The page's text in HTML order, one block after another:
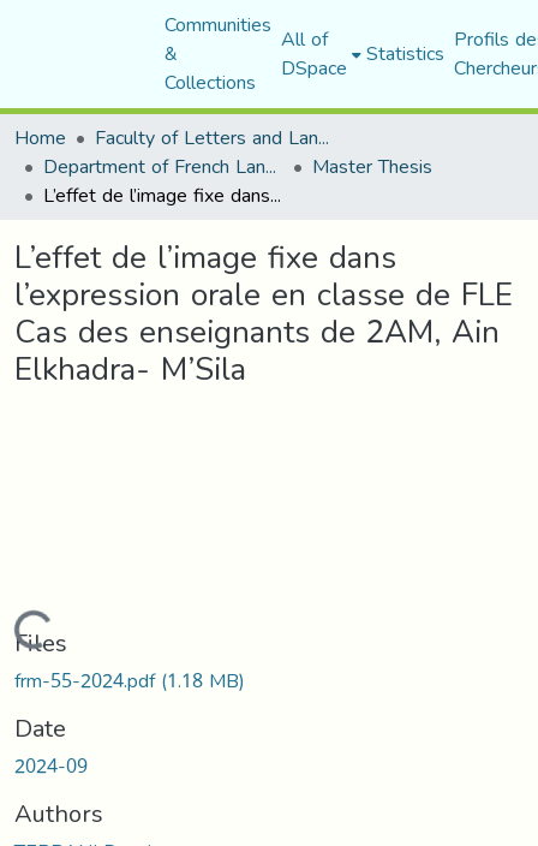
Communities
&
Collections
All of
DSpace Statistics Profils
Home
Faculty of Letters and Languages
Department of French Language and Literature Master Thesis
L’effet de l’image fixe dans l’expression orale en classe de FLE Cas des enseignants de 2AM, Ain Elkhadra- M’Sila
L’effet de l’image fixe dans
l’expression orale en classe de FLE
Cas des enseignants de 2AM, Ain
Elkhadra- M’Sila
Loading...
Files
frm-55-2024.pdf(1.18 MB)
Date
2024-09
Authors